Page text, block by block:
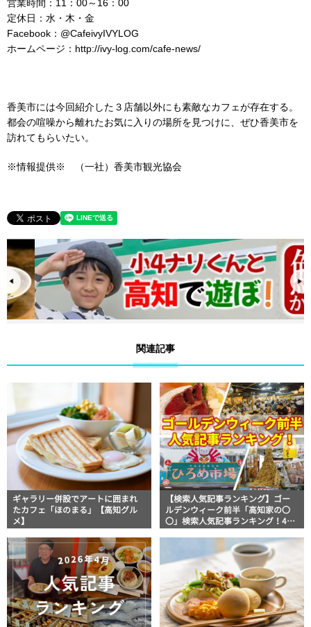
営業時間：11：00～16：00
定休日：水・木・金
Facebook：@CafeivyIVYLOG
ホームページ：http://ivy-log.com/cafe-news/
香美市には今回紹介した３店舗以外にも素敵なカフェが存在する。
都会の喧噪から離れたお気に入りの場所を見つけに、ぜひ香美市を
訪れてもらいたい。
※情報提供※ （一社）香美市観光協会
関連記事
ギャラリー併設でアートに囲まれ
たカフェ「ほのまる」【高知グル
メ】
【検索人気記事ランキング】ゴー
ルデンウィーク前半「高知家の〇
〇」検索人気記事ランキング！4月